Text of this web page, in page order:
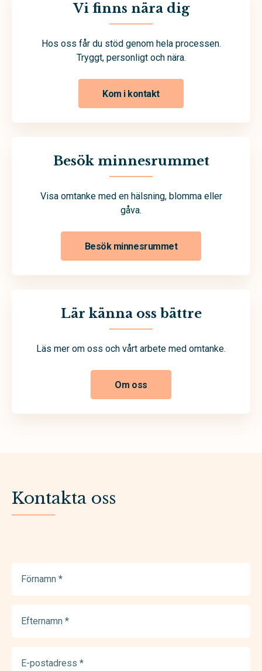
Vi finns nära dig
Hos oss får du stöd genom hela processen.
Tryggt, personligt och nära.
Kom i kontakt
Besök minnesrummet
Visa omtanke med en hälsning, blomma eller
gåva.
Besök minnesrummet
Lär känna oss bättre
Läs mer om oss och vårt arbete med omtanke.
Om oss
Kontakta oss
(Required)
(Required)
postadress